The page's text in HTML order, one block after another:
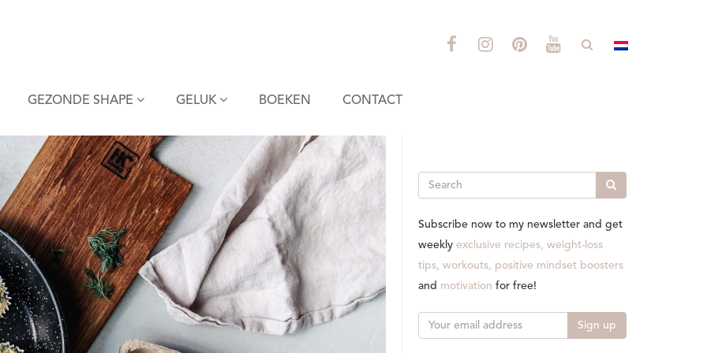
GEZONDE SHAPE GELUK BOEKEN CONTACT
Search
Subscribe now to my newsletter and get
weekly exclusive recipes, weight-loss
tips, workouts, positive mindset boosters
and motivation for free!